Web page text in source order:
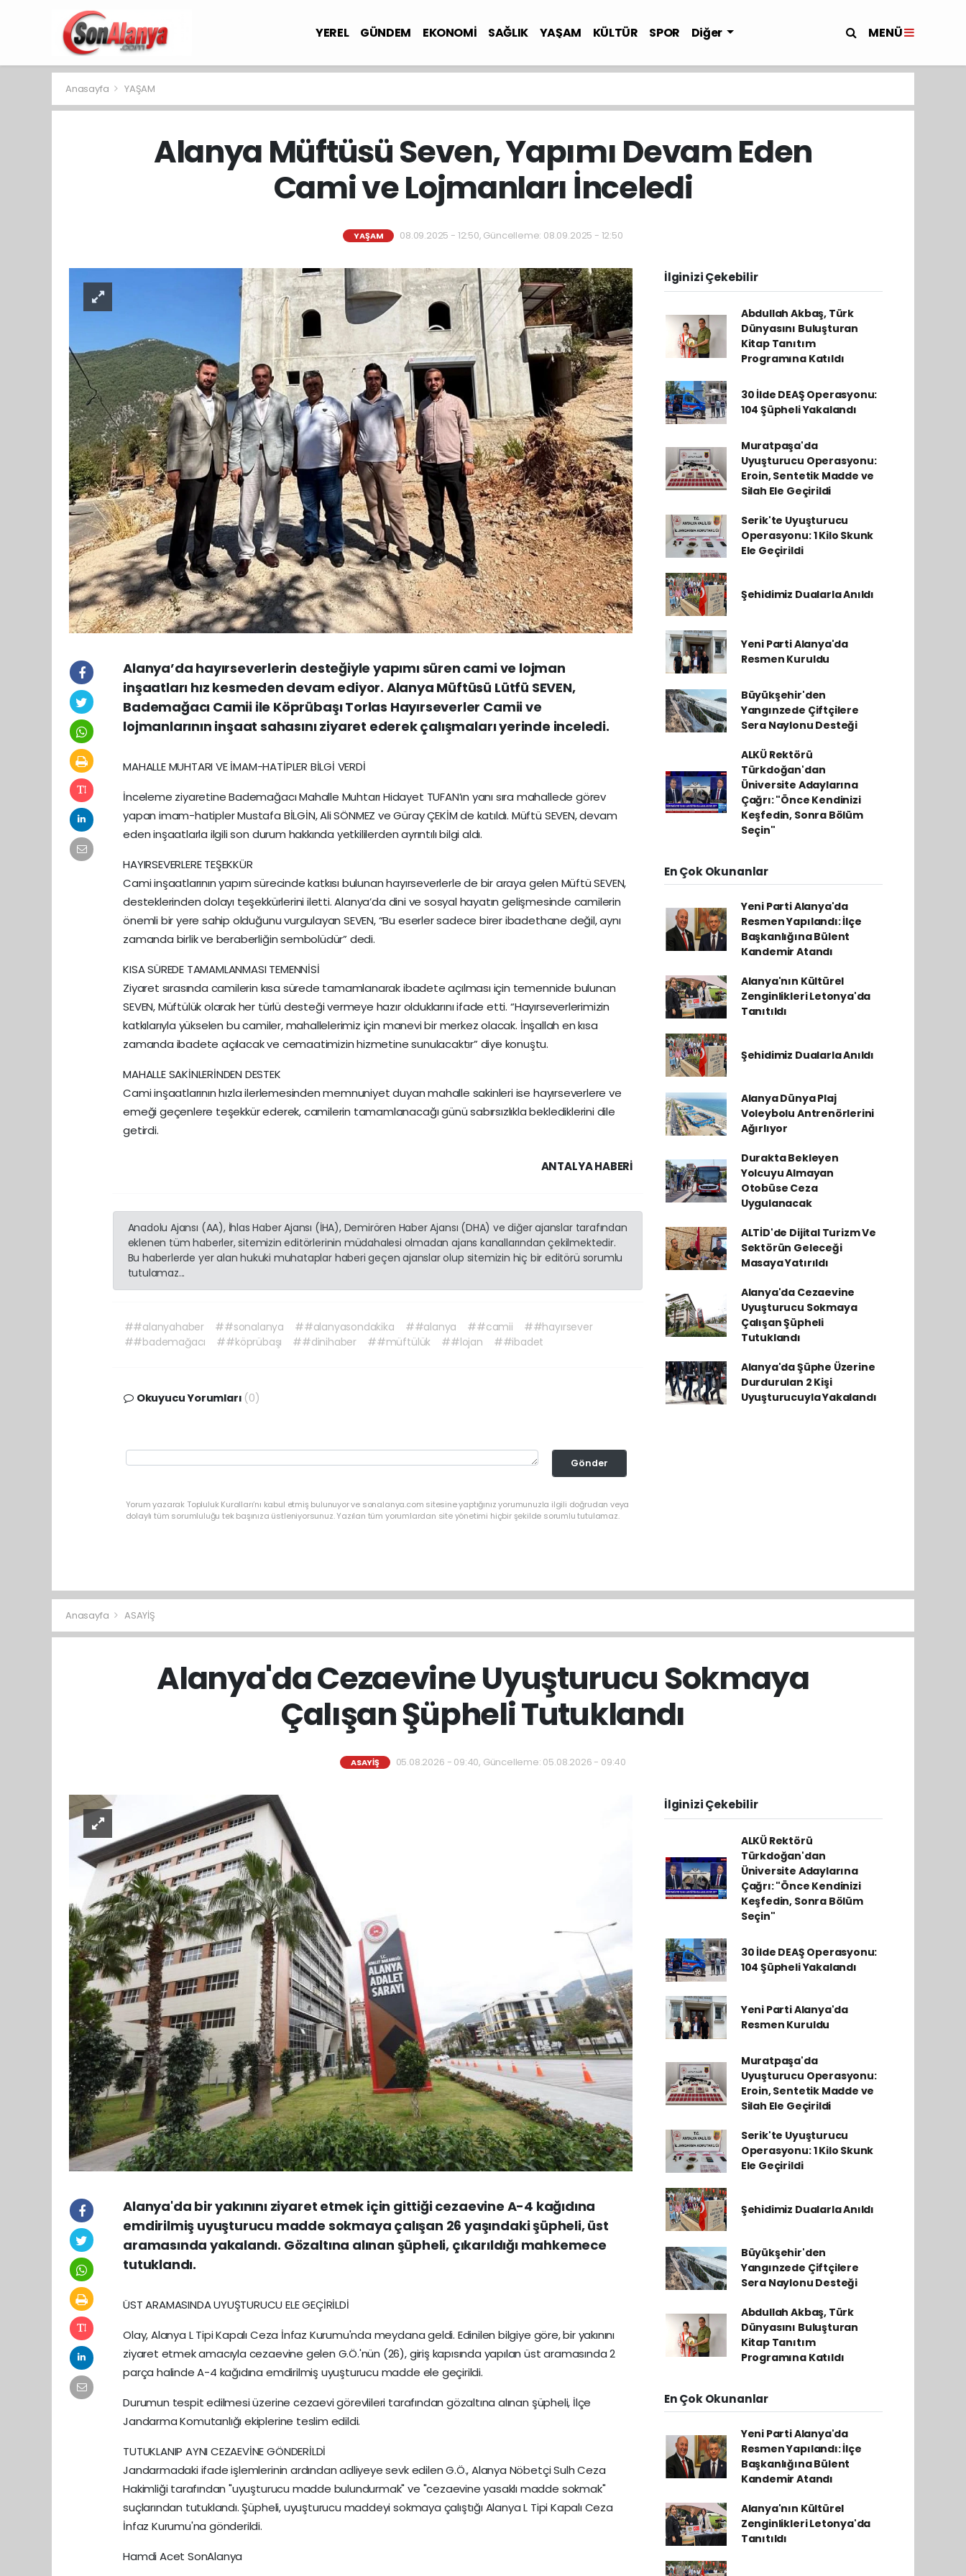
YEREL GÜNDEM EKONOMİ SAĞLIK YAŞAM KÜLTÜR SPOR Diğer MENÜ
Anasayfa YAŞAM
Alanya Müftüsü Seven, Yapımı Devam Eden
Cami ve Lojmanları İnceledi
YAŞAM 08.09.2025 - 12:50, Güncelleme: 08.09.2025 - 12:50
Alanya’da hayırseverlerin desteğiyle yapımı süren cami ve lojman
inşaatları hız kesmeden devam ediyor. Alanya Müftüsü Lütfü SEVEN,
Bademağacı Camii ile Köprübaşı Torlas Hayırseverler Camii ve
lojmanlarının inşaat sahasını ziyaret ederek çalışmaları yerinde inceledi.
MAHALLE MUHTARI VE İMAM-HATİPLER BİLGİ VERDİ
İnceleme ziyaretine Bademağacı Mahalle Muhtarı Hidayet TUFAN’ın yanı sıra mahallede görev
yapan imam-hatipler Mustafa BİLGİN, Ali SÖNMEZ ve Güray ÇEKİM de katıldı. Müftü SEVEN, devam
eden inşaatlarla ilgili son durum hakkında yetkililerden ayrıntılı bilgi aldı.
HAYIRSEVERLERE TEŞEKKÜR
Cami inşaatlarının yapım sürecinde katkısı bulunan hayırseverlerle de bir araya gelen Müftü SEVEN,
desteklerinden dolayı teşekkürlerini iletti. Alanya’da dini ve sosyal hayatın gelişmesinde camilerin
önemli bir yere sahip olduğunu vurgulayan SEVEN, “Bu eserler sadece birer ibadethane değil, aynı
zamanda birlik ve beraberliğin sembolüdür” dedi.
KISA SÜREDE TAMAMLANMASI TEMENNİSİ
Ziyaret sırasında camilerin kısa sürede tamamlanarak ibadete açılması için temennide bulunan
SEVEN, Müftülük olarak her türlü desteği vermeye hazır olduklarını ifade etti. “Hayırseverlerimizin
katkılarıyla yükselen bu camiler, mahallelerimiz için manevi bir merkez olacak. İnşallah en kısa
zamanda ibadete açılacak ve cemaatimizin hizmetine sunulacaktır” diye konuştu.
MAHALLE SAKİNLERİNDEN DESTEK
Cami inşaatlarının hızla ilerlemesinden memnuniyet duyan mahalle sakinleri ise hayırseverlere ve
emeği geçenlere teşekkür ederek, camilerin tamamlanacağı günü sabırsızlıkla beklediklerini dile
getirdi.
ANTALYA HABERİ
Anadolu Ajansı (AA), İhlas Haber Ajansı (İHA), Demirören Haber Ajansı (DHA) ve diğer ajanslar tarafından
eklenen tüm haberler, sitemizin editörlerinin müdahalesi olmadan ajans kanallarından çekilmektedir.
Bu haberlerde yer alan hukuki muhataplar haberi geçen ajanslar olup sitemizin hiç bir editörü sorumlu
tutulamaz...
##alanyahaber ##sonalanya ##alanyasondakika ##alanya ##camii
##hayırsever
##bademağacı
##köprübaşı ##dinihaber ##müftülük ##lojan ##ibadet
Okuyucu Yorumları (0)
Gönder
Yorum yazarak Topluluk Kuralları’nı kabul etmiş bulunuyor ve sonalanya.com sitesine yaptığınız yorumunuzla ilgili doğrudan veya
dolaylı tüm sorumluluğu tek başınıza üstleniyorsunuz. Yazılan tüm yorumlardan site yönetimi hiçbir şekilde sorumlu tutulamaz.
İlginizi Çekebilir
Abdullah Akbaş, Türk
Dünyasını Buluşturan
Kitap Tanıtım
Programına Katıldı
30 İlde DEAŞ Operasyonu:
104 Şüpheli Yakalandı
Muratpaşa'da
Uyuşturucu Operasyonu:
Eroin, Sentetik Madde ve
Silah Ele Geçirildi
Serik'te Uyuşturucu
Operasyonu: 1 Kilo Skunk
Ele Geçirildi
Şehidimiz Dualarla Anıldı
Yeni Parti Alanya'da
Resmen Kuruldu
Büyükşehir'den
Yangınzede Çiftçilere
Sera Naylonu Desteği
ALKÜ Rektörü
Türkdoğan'dan
Üniversite Adaylarına
Çağrı: "Önce Kendinizi
Keşfedin, Sonra Bölüm
Seçin"
En Çok Okunanlar
Yeni Parti Alanya'da
Resmen Yapılandı: İlçe
Başkanlığına Bülent
Kandemir Atandı
Alanya'nın Kültürel
Zenginlikleri Letonya'da
Tanıtıldı
Şehidimiz Dualarla Anıldı
Alanya Dünya Plaj
Voleybolu Antrenörlerini
Ağırlıyor
Durakta Bekleyen
Yolcuyu Almayan
Otobüse Ceza
Uygulanacak
ALTİD'de Dijital Turizm Ve
Sektörün Geleceği
Masaya Yatırıldı
Alanya'da Cezaevine
Uyuşturucu Sokmaya
Çalışan Şüpheli
Tutuklandı
Alanya'da Şüphe Üzerine
Durdurulan 2 Kişi
Uyuşturucuyla Yakalandı
Anasayfa ASAYİŞ
Alanya'da Cezaevine Uyuşturucu Sokmaya
Çalışan Şüpheli Tutuklandı
ASAYİŞ 05.08.2026 - 09:40, Güncelleme: 05.08.2026 - 09:40
Alanya'da bir yakınını ziyaret etmek için gittiği cezaevine A-4 kağıdına
emdirilmiş uyuşturucu madde sokmaya çalışan 26 yaşındaki şüpheli, üst
aramasında yakalandı. Gözaltına alınan şüpheli, çıkarıldığı mahkemece
tutuklandı.
ÜST ARAMASINDA UYUŞTURUCU ELE GEÇİRİLDİ
Olay, Alanya L Tipi Kapalı Ceza İnfaz Kurumu'nda meydana geldi. Edinilen bilgiye göre, bir yakınını
ziyaret etmek amacıyla cezaevine gelen G.Ö.'nün (26), giriş kapısında yapılan üst aramasında 2
parça halinde A-4 kağıdına emdirilmiş uyuşturucu madde ele geçirildi.
Durumun tespit edilmesi üzerine cezaevi görevlileri tarafından gözaltına alınan şüpheli, İlçe
Jandarma Komutanlığı ekiplerine teslim edildi.
TUTUKLANIP AYNI CEZAEVİNE GÖNDERİLDİ
Jandarmadaki ifade işlemlerinin ardından adliyeye sevk edilen G.Ö., Alanya Nöbetçi Sulh Ceza
Hakimliği tarafından "uyuşturucu madde bulundurmak" ve "cezaevine yasaklı madde sokmak"
suçlarından tutuklandı. Şüpheli, uyuşturucu maddeyi sokmaya çalıştığı Alanya L Tipi Kapalı Ceza
İnfaz Kurumu'na gönderildi.
Hamdi Acet SonAlanya
İlginizi Çekebilir
ALKÜ Rektörü
Türkdoğan'dan
Üniversite Adaylarına
Çağrı: "Önce Kendinizi
Keşfedin, Sonra Bölüm
Seçin"
30 İlde DEAŞ Operasyonu:
104 Şüpheli Yakalandı
Yeni Parti Alanya'da
Resmen Kuruldu
Muratpaşa'da
Uyuşturucu Operasyonu:
Eroin, Sentetik Madde ve
Silah Ele Geçirildi
Serik'te Uyuşturucu
Operasyonu: 1 Kilo Skunk
Ele Geçirildi
Şehidimiz Dualarla Anıldı
Büyükşehir'den
Yangınzede Çiftçilere
Sera Naylonu Desteği
Abdullah Akbaş, Türk
Dünyasını Buluşturan
Kitap Tanıtım
Programına Katıldı
En Çok Okunanlar
Yeni Parti Alanya'da
Resmen Yapılandı: İlçe
Başkanlığına Bülent
Kandemir Atandı
Alanya'nın Kültürel
Zenginlikleri Letonya'da
Tanıtıldı